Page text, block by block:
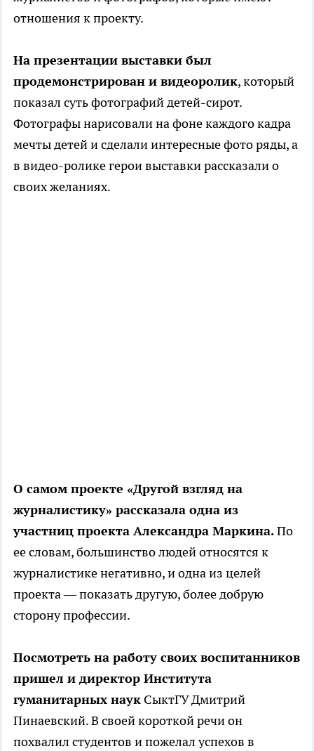
отношения к проекту.
На презентации выставки был
продемонстрирован и видеоролик, который
показал суть фотографий детей-сирот.
Фотографы нарисовали на фоне каждого кадра
мечты детей и сделали интересные фото ряды, а
в видео-ролике герои выставки рассказали о
своих желаниях.
О самом проекте «Другой взгляд на
журналистику» рассказала одна из
участниц проекта Александра Маркина.По
ее словам, большинство людей относятся к
журналистике негативно, и одна из целей
проекта — показать другую, более добрую
сторону профессии.
Посмотреть на работу своих воспитанников
пришел и директор Института
гуманитарных наук СыктГУ Дмитрий
Пинаевский. В своей короткой речи он
похвалил студентов и пожелал успехов в